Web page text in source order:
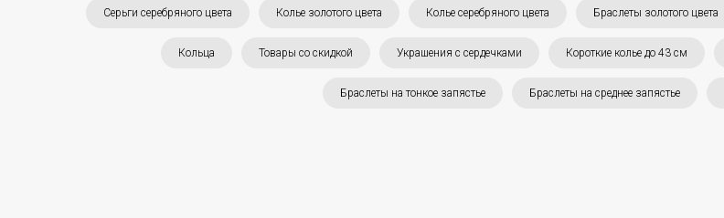
Серьги серебряного цвета Колье золотого цвета Колье серебряного цвета Браслеты золотого цвета
Кольца Товары со скидкой Украшения с сердечками Короткие колье до 43 см
Браслеты на тонкое запястье Браслеты на среднее запястье